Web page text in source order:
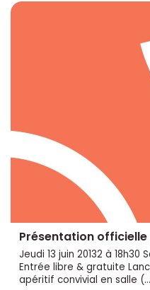
Présentation officielle
Jeudi 13 juin 20132 à 18h30
Entrée libre & gratuite
apéritif convivial en salle